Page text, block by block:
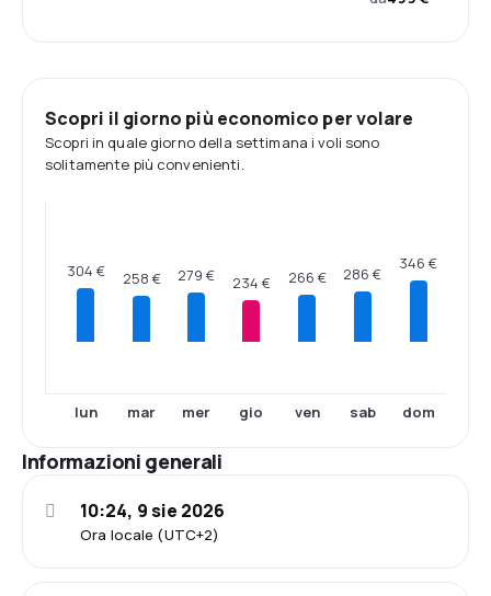
Scopri il giorno più economico per volare
Scopri in quale giorno della settimana i voli sono
solitamente più convenienti.
304 €
lun
258 €
mar
279 €
mer
234 €
gio
266 €
ven
286 €
sab
346 €
dom
Informazioni generali
Ora locale (UTC+2)
10:24, 9 sie 2026